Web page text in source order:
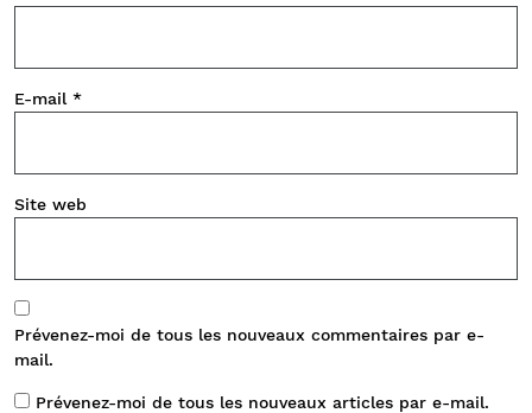
E-mail *
Site web
Prévenez-moi de tous les nouveaux commentaires par e-
mail.
Prévenez-moi de tous les nouveaux articles par e-mail.